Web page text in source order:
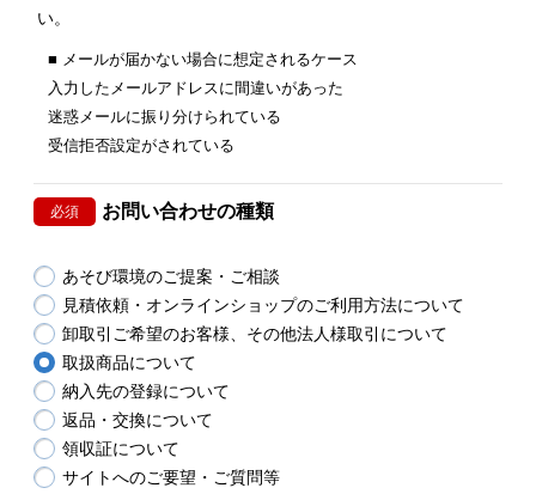
い。
■ メールが届かない場合に想定されるケース
入力したメールアドレスに間違いがあった
迷惑メールに振り分けられている
受信拒否設定がされている
必須 お問い合わせの種類
あそび環境のご提案・ご相談
見積依頼・オンラインショップのご利用方法について
卸取引ご希望のお客様、その他法人様取引について
取扱商品について
納入先の登録について
返品・交換について
領収証について
サイトへのご要望・ご質問等